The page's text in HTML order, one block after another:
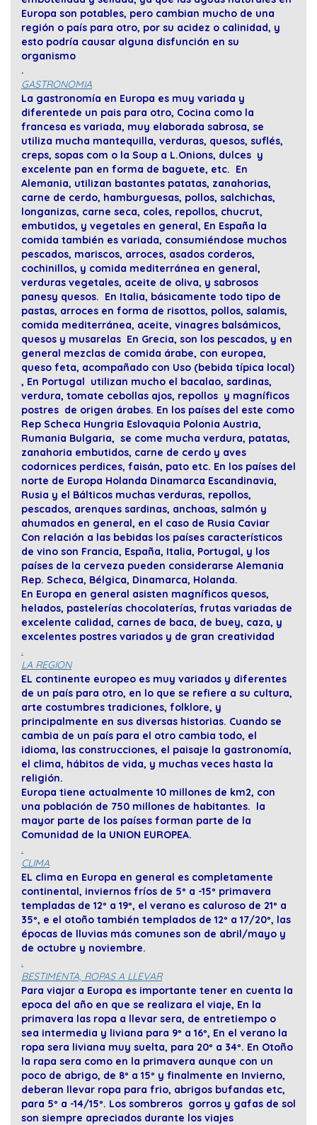
Europa son potables, pero cambian mucho de una
región o país para otro, por su acidez o calinidad, y
esto podría causar alguna disfunción en su
organismo
.
GASTRONOMIA
La gastronomía en Europa es muy variada y
diferentede un pais para otro, Cocina como la
francesa es variada, muy elaborada sabrosa, se
utiliza mucha mantequilla, verduras, quesos, suflés,
creps, sopas com o la Soup a L.Onions, dulces y
excelente pan en forma de baguete, etc. En
Alemania, utilizan bastantes patatas, zanahorias,
carne de cerdo, hamburguesas, pollos, salchichas,
longanizas, carne seca, coles, repollos, chucrut,
embutidos, y vegetales en general, En España la
comida también es variada, consumiéndose muchos
pescados, mariscos, arroces, asados corderos,
cochinillos, y comida mediterránea en general,
verduras vegetales, aceite de oliva, y sabrosos
panesy quesos. En Italia, básicamente todo tipo de
pastas, arroces en forma de risottos, pollos, salamis,
comida mediterránea, aceite, vinagres balsámicos,
quesos y musarelas En Grecia, son los pescados, y en
general mezclas de comida árabe, con europea,
queso feta, acompañado con Uso (bebida típica local)
, En Portugal utilizan mucho el bacalao, sardinas,
verdura, tomate cebollas ajos, repollos y magníficos
postres de origen árabes. En los países del este como
Rep Scheca Hungria Eslovaquia Polonia Austria,
Rumania Bulgaria, se come mucha verdura, patatas,
zanahoria embutidos, carne de cerdo y aves
codornices perdices, faisán, pato etc. En los países del
norte de Europa Holanda Dinamarca Escandinavia,
Rusia y el Bálticos muchas verduras, repollos,
pescados, arenques sardinas, anchoas, salmón y
ahumados en general, en el caso de Rusia Caviar
Con relación a las bebidas los países característicos
de vino son Francia, España, Italia, Portugal, y los
países de la cerveza pueden considerarse Alemania
Rep. Scheca, Bélgica, Dinamarca, Holanda.
En Europa en general asisten magníficos quesos,
helados, pastelerías chocolaterías, frutas variadas de
excelente calidad, carnes de baca, de buey, caza, y
excelentes postres variados y de gran creatividad
.
LA REGION
EL continente europeo es muy variados y diferentes
de un país para otro, en lo que se refiere a su cultura,
arte costumbres tradiciones, folklore, y
principalmente en sus diversas historias. Cuando se
cambia de un país para el otro cambia todo, el
idioma, las construcciones, el paisaje la gastronomía,
el clima, hábitos de vida, y muchas veces hasta la
religión.
Europa tiene actualmente 10 millones de km2, con
una población de 750 millones de habitantes. la
mayor parte de los países forman parte de la
Comunidad de la UNION EUROPEA.
.
CLIMA
EL clima en Europa en general es completamente
continental, inviernos fríos de 5º a -15º primavera
templadas de 12º a 19º, el verano es caluroso de 21º a
35º, e el otoño también templados de 12º a 17/20º, las
épocas de lluvias más comunes son de abril/mayo y
de octubre y noviembre.
.
BESTIMENTA, ROPAS A LLEVAR
Para viajar a Europa es importante tener en cuenta la
epoca del año en que se realizara el viaje, En la
primavera las ropa a llevar sera, de entretiempo o
sea intermedia y liviana para 9º a 16º, En el verano la
ropa sera liviana muy suelta, para 20º a 34º. En Otoño
la rapa sera como en la primavera aunque con un
poco de abrigo, de 8º a 15º y finalmente en Invierno,
deberan llevar ropa para frio, abrigos bufandas etc,
para 5º a -14/15º. Los sombreros gorros y gafas de sol
son siempre apreciados durante los viajes